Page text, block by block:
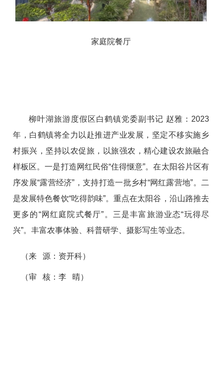
家庭院餐厅
柳叶湖旅游度假区白鹤镇党委副书记 赵雅：2023
年，白鹤镇将全力以赴推进产业发展，坚定不移实施乡
村振兴，坚持以农促旅，以旅强农，精心建设农旅融合
样板区。一是打造网红民俗“住得惬意”。在太阳谷片区有
序发展“露营经济”，支持打造一批乡村“网红露营地”。二
是发展特色餐饮“吃得韵味”。重点在太阳谷，沿山路推去
更多的“网红庭院式餐厅”。三是丰富旅游业态“玩得尽
兴”。丰富农事体验、科普研学、摄影写生等业态。
（来 源：资开科）
（审 核：李 晴）